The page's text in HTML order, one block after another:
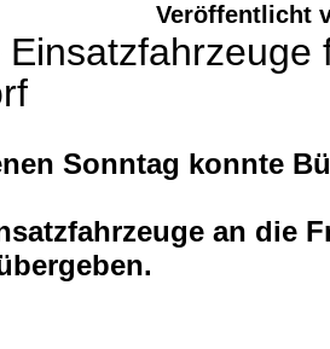
Veröffentlicht
Sonntag konnte
an die